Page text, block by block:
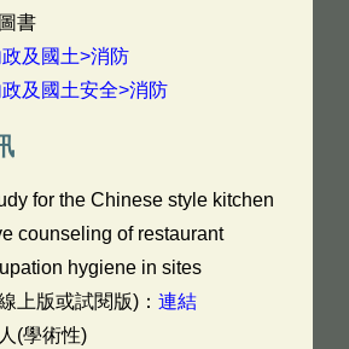
書
政及國土>消防
政及國土安全>消防
for the Chinese style kitchen
counseling of restaurant
hygiene in sites
上版或試閱版)： 連結
(學術性)